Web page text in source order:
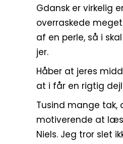
Gdansk er virkelig
overraskede
af en perle, så i
jer.
Håber at jeres
at i får en rigtig
Tusind mange tak,
motiverende at
Niels. Jeg tror slet